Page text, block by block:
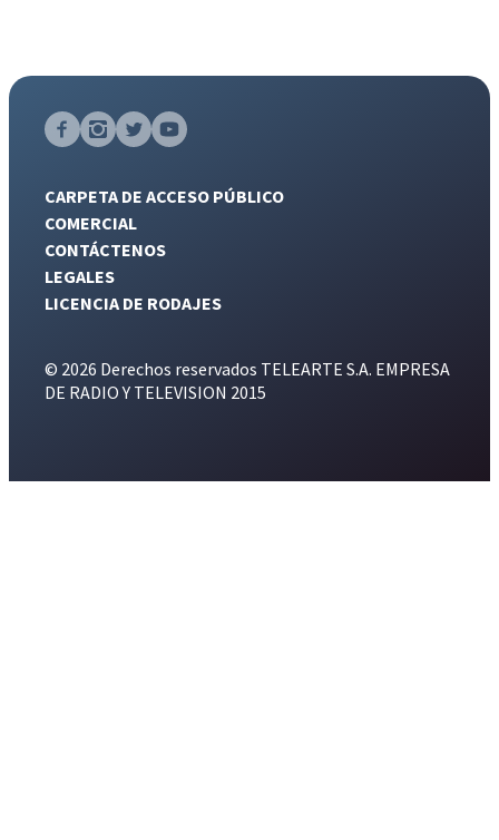
CARPETA DE ACCESO PÚBLICO
COMERCIAL
CONTÁCTENOS
LEGALES
LICENCIA DE RODAJES
© 2026 Derechos reservados TELEARTE S.A. EMPRESA
DE RADIO Y TELEVISION 2015